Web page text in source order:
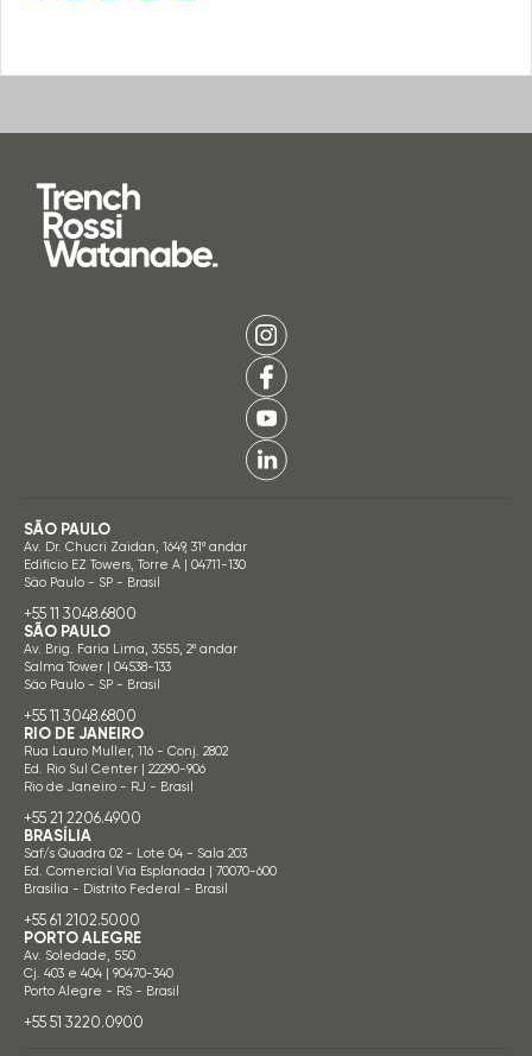
SÃO PAULO
Av. Dr. Chucri Zaidan, 1649, 31º andar
Edifício EZ Towers, Torre A | 04711-130
São Paulo - SP - Brasil
+55 11 3048.6800
SÃO PAULO
Av. Brig. Faria Lima, 3555, 2º andar
Salma Tower | 04538-133
São Paulo - SP - Brasil
+55 11 3048.6800
RIO DE JANEIRO
Rua Lauro Muller, 116 - Conj. 2802
Ed. Rio Sul Center | 22290-906
Rio de Janeiro - RJ - Brasil
+55 21 2206.4900
BRASÍLIA
Saf/s Quadra 02 - Lote 04 - Sala 203
Ed. Comercial Via Esplanada | 70070-600
Brasília - Distrito Federal - Brasil
+55 61 2102.5000
PORTO ALEGRE
Av. Soledade, 550
Cj. 403 e 404 | 90470-340
Porto Alegre - RS - Brasil
+55 51 3220.0900